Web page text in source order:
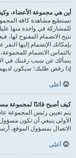
أين هي مجموعة الأعضاء،
تستطيع مشاهدة كافة
للمشاركة في واحدة منها
تتيح الانضمام المفتوح لها،
بإمكانك الإنضمام إليها
بالتماس الانضمام
يسألك عن سبب رغبتك في
إذا رفض طلبك؛ سيكون
أعلى
كيف أصبح قائدًا لمجموعة
يتم تعيين رئيس المجموعة
الأولى ينبغي أن تكون
الاتصال بمسؤول الموقع،
أعلى